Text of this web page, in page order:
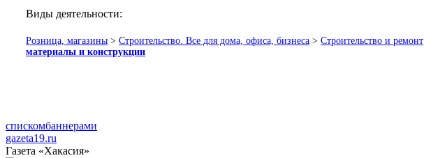
Виды деятельности:
Розница, магазины > Строительство. Все для дома, офиса, бизнеса > Строительство и ремонт
материалы и конструкции
спискомбаннерами
gazeta19.ru
Газета «Хакасия»